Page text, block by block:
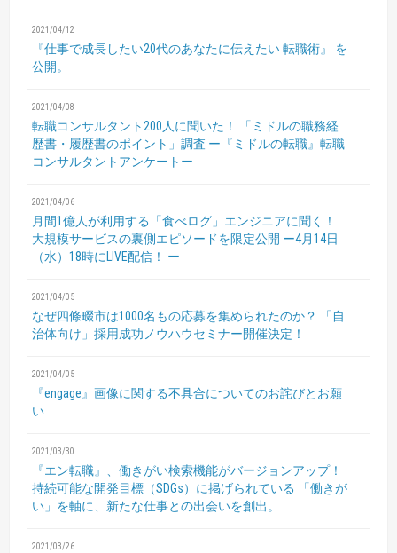
2021/04/12
『仕事で成長したい20代のあなたに伝えたい 転職術』
を
公開。
2021/04/08
転職コンサルタント200人に聞いた！
「ミドルの職務経
歴書・履歴書のポイント」調査 ー『ミドルの転職』転職
コンサルタントアンケートー
2021/04/06
月間1億人が利用する「食べログ」エンジニアに聞く！
大規模サービスの裏側エピソードを限定公開 ー4月14日
（水）18時にLIVE配信！ ー
2021/04/05
なぜ四條畷市は1000名もの応募を集められたのか？
「自
治体向け」採用成功ノウハウセミナー開催決定！
2021/04/05
『engage』画像に関する不具合についてのお詫びとお願
い
2021/03/30
『エン転職』、働きがい検索機能がバージョンアップ！
持続可能な開発目標（SDGs）に掲げられている
「働きが
い」を軸に、新たな仕事との出会いを創出。
2021/03/26